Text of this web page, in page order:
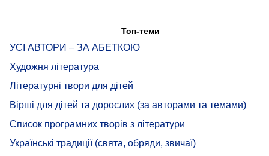
Топ-теми
УСІ АВТОРИ – ЗА АБЕТКОЮ
Художня література
Літературні твори для дітей
Вірші для дітей та дорослих (за авторами та темами)
Список програмних творів з літератури
Українські традиції (свята, обряди, звичаї)